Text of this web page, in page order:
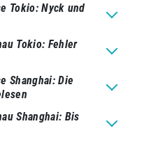
Tokio: Nyck und
Tokio: Fehler
Shanghai: Die
Shanghai: Bis